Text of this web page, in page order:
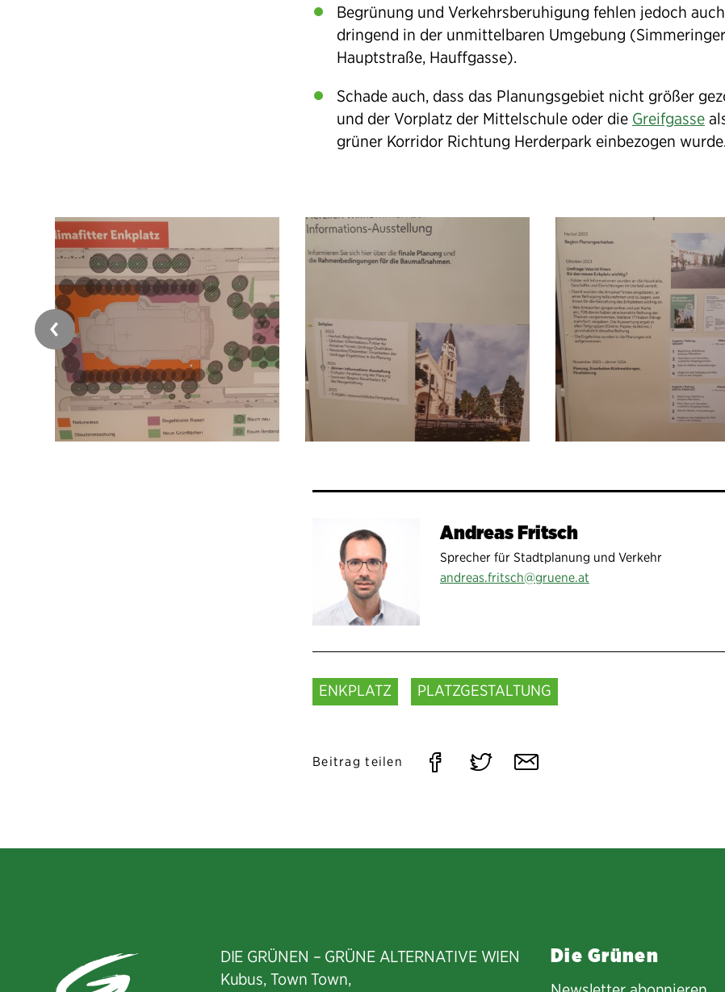
Begrünung und Verkehrsberuhigung fehlen jedoch auch
dringend in der unmittelbaren Umgebung (Simmeringer
Hauptstraße, Hauffgasse).
Schade auch, dass das Planungsgebiet nicht größer
und der Vorplatz der Mittelschule oder die Greifgasse
grüner Korridor Richtung Herderpark einbezogen
Andreas Fritsch
Sprecher für Stadtplanung und Verkehr
andreas.fritsch@gruene.at
ENKPLATZ PLATZGESTALTUNG
Beitrag teilen
Auf Auf Per
DIE GRÜNEN – GRÜNE ALTERNATIVE WIEN
Kubus, Town Town,
Die Grünen